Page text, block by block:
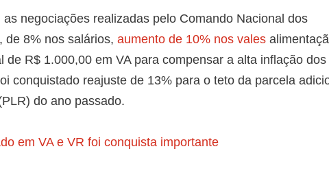
negociações realizadas pelo Comando Nacional dos
de 8% nos salários, aumento de 10% nos vales
R$ 1.000,00 em VA para compensar a alta inflação dos
conquistado reajuste de 13% para o teto da parcela
do ano passado.
em VA e VR foi conquista importante